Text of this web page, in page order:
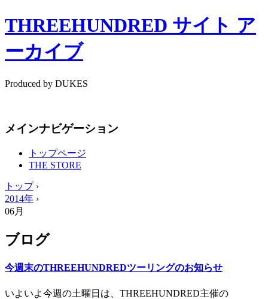
THREEHUNDRED サイト ア
ーカイブ
Produced by DUKES
メインナビゲーション
トップページ
THE STORE
トップ›
2014年 ›
06月
ブログ
今週末のTHREEHUNDREDツーリングのお知らせ
いよいよ今週の土曜日は、THREEHUNDRED主催の